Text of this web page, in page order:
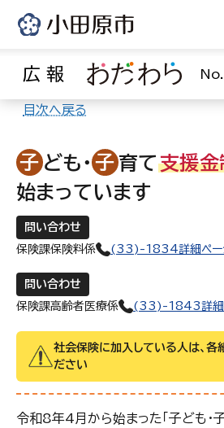
広報
目次へ戻る
子ども・子育て支援金
始まっています
問い合わせ
保険課保険料係
(33)-1834詳細ペー
問い合わせ
保険課高齢者医療係
(33)-1843詳
社会保険に加入している人は、各
ださい
令和8年4月から始まった「子ども・